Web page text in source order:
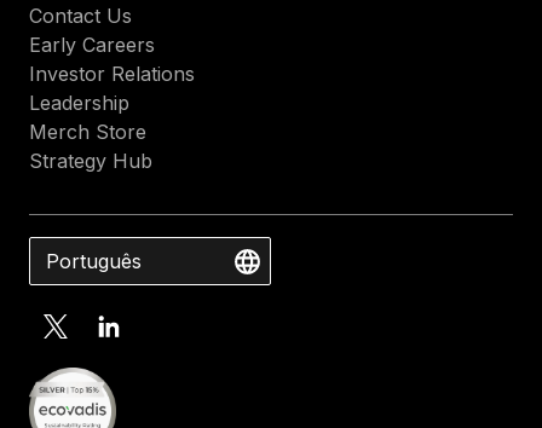
Contact Us
Early Careers
Investor Relations
Leadership
Merch Store
Strategy Hub
Português